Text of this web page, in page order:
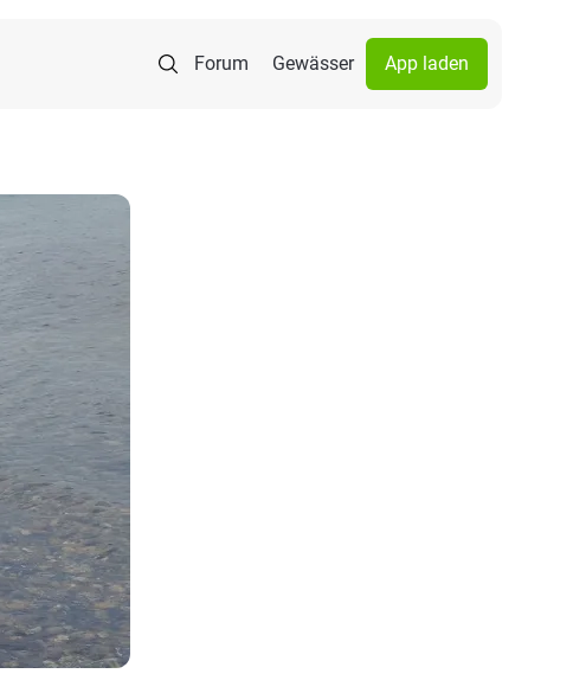
Forum Gewässer App laden